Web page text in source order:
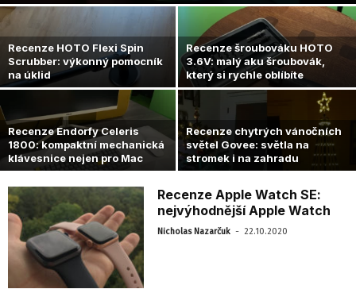
Recenze HOTO Flexi Spin
Scrubber: výkonný pomocník
na úklid
Recenze šroubováku HOTO
3.6V: malý aku šroubovák,
který si rychle oblíbíte
Recenze Endorfy Celeris
1800: kompaktní mechanická
klávesnice nejen pro Mac
Recenze chytrých vánočních
světel Govee: světla na
stromek i na zahradu
Recenze Apple Watch SE:
nejvýhodnější Apple Watch
Nicholas Nazarčuk - 22.10.2020